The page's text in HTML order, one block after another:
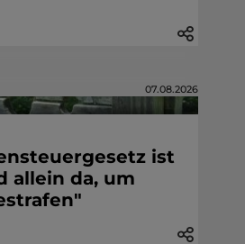
07.08.2026
ist
allein da, um